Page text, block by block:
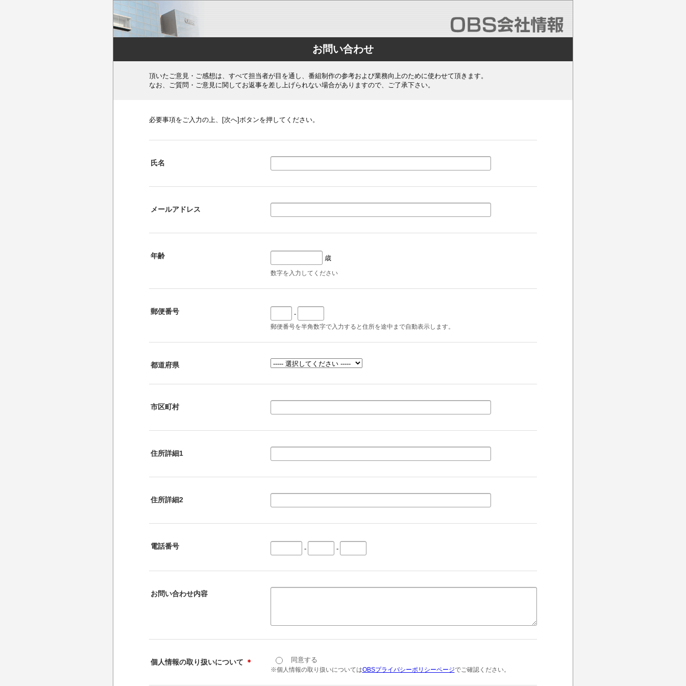
お問い合わせ
頂いたご意見・ご感想は、すべて担当者が目を通し、番組制作の参考および業務向上のために使わせて頂きます。
なお、ご質問・ご意見に関してお返事を差し上げられない場合がありますので、ご了承下さい。
必要事項をご入力の上、[次へ]ボタンを押してください。
氏名
メールアドレス
年齢 歳
数字を入力してください
郵便番号 -
郵便番号を半角数字で入力すると住所を途中まで自動表示します。
都道府県
市区町村
住所詳細1
住所詳細2
電話番号 - -
お問い合わせ内容
個人情報の取り扱いについて ＊ 同意する
※個人情報の取り扱いについてはOBSプライバシーポリシーページでご確認ください。